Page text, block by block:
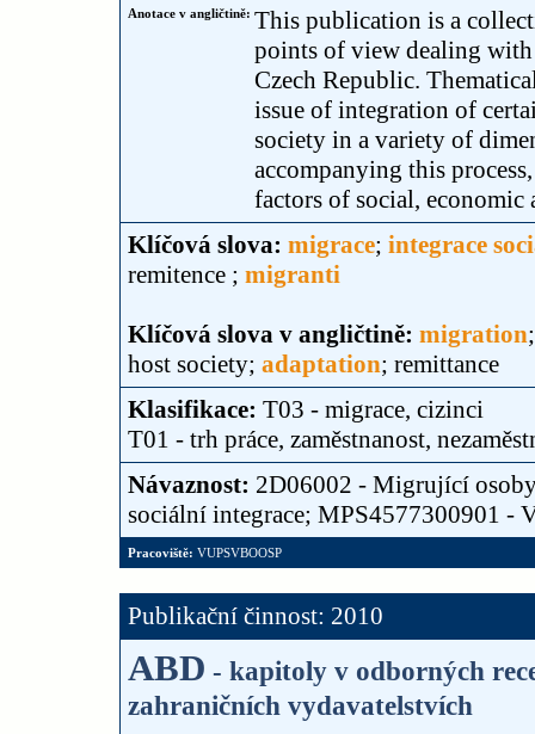
Anotace v angličtině: This publication is a
points of view dealing
Czech Republic.
issue of integration of
society in a variety of
accompanying this
factors of social, economic
Klíčová slova: migrace; integrace
remitence ; migranti
Klíčová slova v angličtině: migration
host society; adaptation; remittance
Klasifikace: T03 - migrace, cizinci
T01 - trh práce, zaměstnanost,
Návaznost: 2D06002 - Migrující
sociální integrace; MPS4577300901 -
Pracoviště: VUPSVBOOSP
Publikační činnost: 2010
ABD - kapitoly v odborných
zahraničních vydavatelstvích